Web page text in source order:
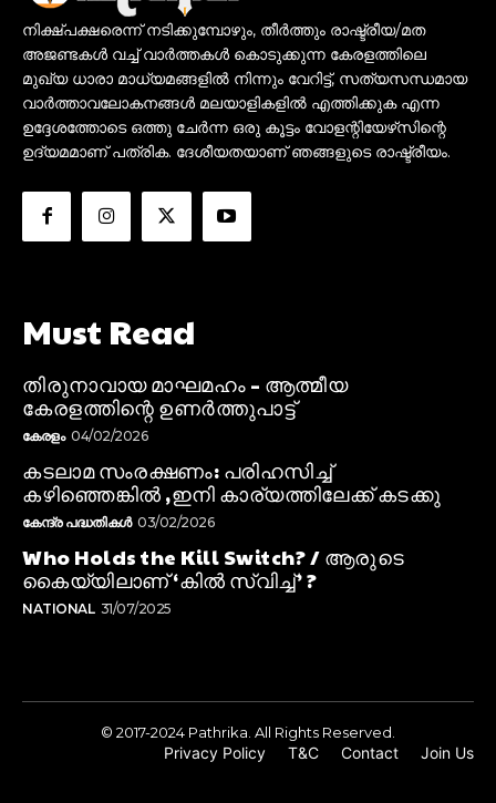
നിക്ഷ്പക്ഷരെന്ന് നടിക്കുമ്പോഴും, തീർത്തും രാഷ്ട്രീയ/മത
അജണ്ടകൾ വച്ച് വാർത്തകൾ കൊടുക്കുന്ന കേരളത്തിലെ
മുഖ്യ ധാരാ മാധ്യമങ്ങളിൽ നിന്നും വേറിട്ട്, സത്യസന്ധമായ
വാർത്താവലോകനങ്ങൾ മലയാളികളിൽ എത്തിക്കുക എന്ന
ഉദ്ദേശത്തോടെ ഒത്തു ചേർന്ന ഒരു കൂട്ടം വോളന്റിയേഴ്‌സിന്റെ
ഉദ്യമമാണ് പത്രിക. ദേശീയതയാണ് ഞങ്ങളുടെ രാഷ്ട്രീയം.
Must Read
തിരുനാവായ മാഘമഹം – ആത്മീയ
കേരളത്തിന്റെ ഉണർത്തുപാട്ട്
കേരളം 04/02/2026
കടലാമ സംരക്ഷണം: പരിഹസിച്ച്
കഴിഞ്ഞെങ്കിൽ ,ഇനി കാര്യത്തിലേക്ക് കടക്കു
കേന്ദ്ര പദ്ധതികൾ 03/02/2026
Who Holds the Kill Switch? / ആരുടെ
കൈയ്യിലാണ് ‘കിൽ സ്വിച്ച്’ ?
NATIONAL 31/07/2025
© 2017-2024 Pathrika. All Rights Reserved.
Privacy Policy T&C Contact Join Us